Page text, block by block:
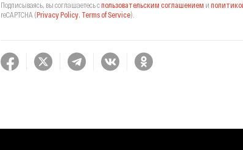
Подписываясь, вы соглашаетесь спользовательским соглашением и
reCAPTCHA (Privacy Policy, Terms of Service).